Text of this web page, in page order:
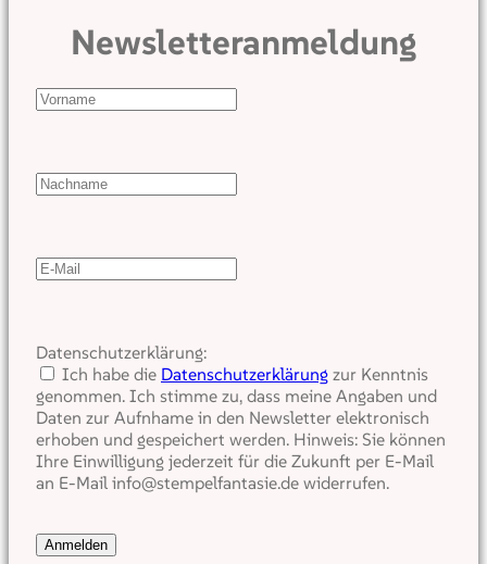
Newsletteranmeldung
Datenschutzerklärung:
Ich habe die Datenschutzerklärung zur Kenntnis
genommen. Ich stimme zu, dass meine Angaben und
Daten zur Aufnhame in den Newsletter elektronisch
erhoben und gespeichert werden. Hinweis: Sie können
Ihre Einwilligung jederzeit für die Zukunft per E-Mail
an E-Mail info@stempelfantasie.de widerrufen.